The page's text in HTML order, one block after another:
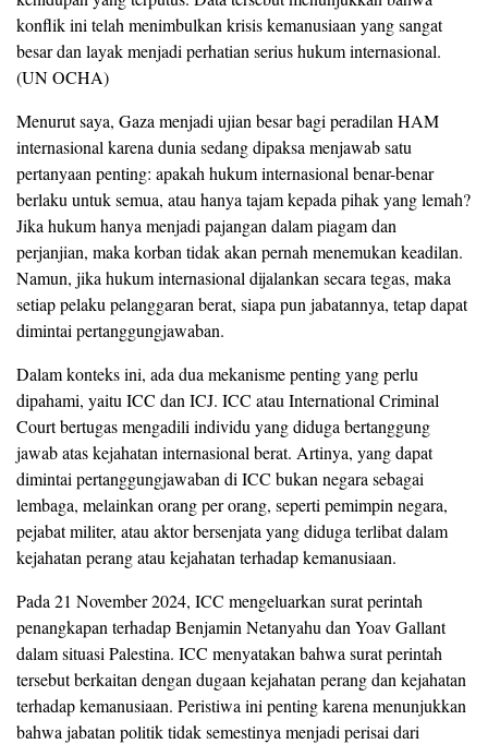
konflik ini telah menimbulkan krisis kemanusiaan yang sangat
besar dan layak menjadi perhatian serius hukum internasional.
(UN OCHA)
Menurut saya, Gaza menjadi ujian besar bagi peradilan HAM
internasional karena dunia sedang dipaksa menjawab satu
pertanyaan penting: apakah hukum internasional benar-benar
berlaku untuk semua, atau hanya tajam kepada pihak yang lemah?
Jika hukum hanya menjadi pajangan dalam piagam dan
perjanjian, maka korban tidak akan pernah menemukan keadilan.
Namun, jika hukum internasional dijalankan secara tegas, maka
setiap pelaku pelanggaran berat, siapa pun jabatannya, tetap dapat
dimintai pertanggungjawaban.
Dalam konteks ini, ada dua mekanisme penting yang perlu
dipahami, yaitu ICC dan ICJ. ICC atau International Criminal
Court bertugas mengadili individu yang diduga bertanggung
jawab atas kejahatan internasional berat. Artinya, yang dapat
dimintai pertanggungjawaban di ICC bukan negara sebagai
lembaga, melainkan orang per orang, seperti pemimpin negara,
pejabat militer, atau aktor bersenjata yang diduga terlibat dalam
kejahatan perang atau kejahatan terhadap kemanusiaan.
Pada 21 November 2024, ICC mengeluarkan surat perintah
penangkapan terhadap Benjamin Netanyahu dan Yoav Gallant
dalam situasi Palestina. ICC menyatakan bahwa surat perintah
tersebut berkaitan dengan dugaan kejahatan perang dan kejahatan
terhadap kemanusiaan. Peristiwa ini penting karena menunjukkan
bahwa jabatan politik tidak semestinya menjadi perisai dari